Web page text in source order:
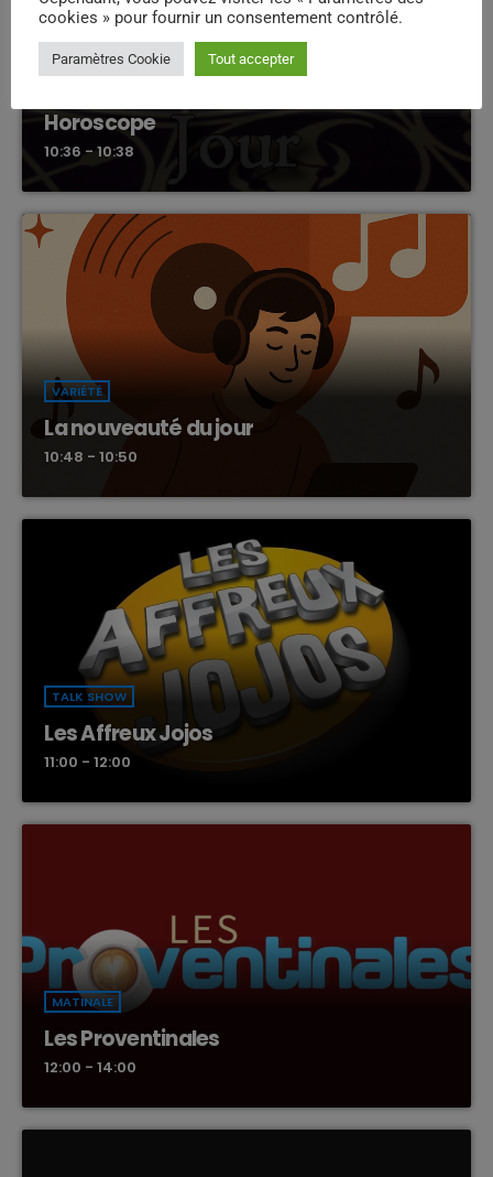
Horoscope
10:36 - 10:38
VARIÉTÉ
La nouveauté du jour
10:48 - 10:50
TALK SHOW
Les Affreux Jojos
11:00 - 12:00
MATINALE
Les Proventinales
12:00 - 14:00
cookies » pour fournir un consentement contrôlé.
Paramètres Cookie Tout accepter